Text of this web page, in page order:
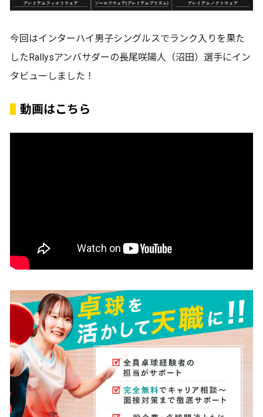
今回はインターハイ男子シングルスでランク入りを果た
したRallysアンバサダーの長尾咲陽人（沼田）選手にイン
タビューしました！
動画はこちら